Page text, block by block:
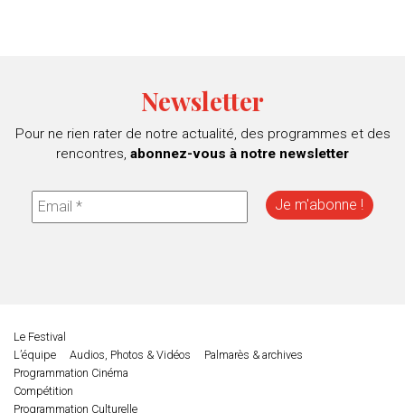
Newsletter
Pour ne rien rater de notre actualité, des programmes et des
rencontres, abonnez-vous à notre newsletter
Le Festival
L’équipe
Audios, Photos & Vidéos
Palmarès & archives
Programmation Cinéma
Compétition
Programmation Culturelle